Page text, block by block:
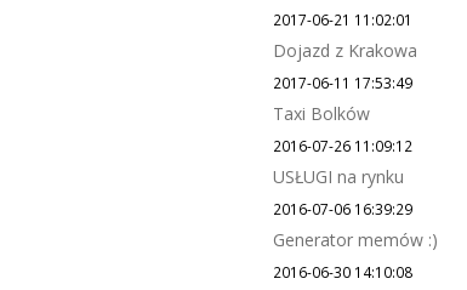
2017-06-21 11:02:01
Dojazd z Krakowa
2017-06-11 17:53:49
Taxi Bolków
2016-07-26 11:09:12
USŁUGI na rynku
2016-07-06 16:39:29
Generator memów :)
2016-06-30 14:10:08